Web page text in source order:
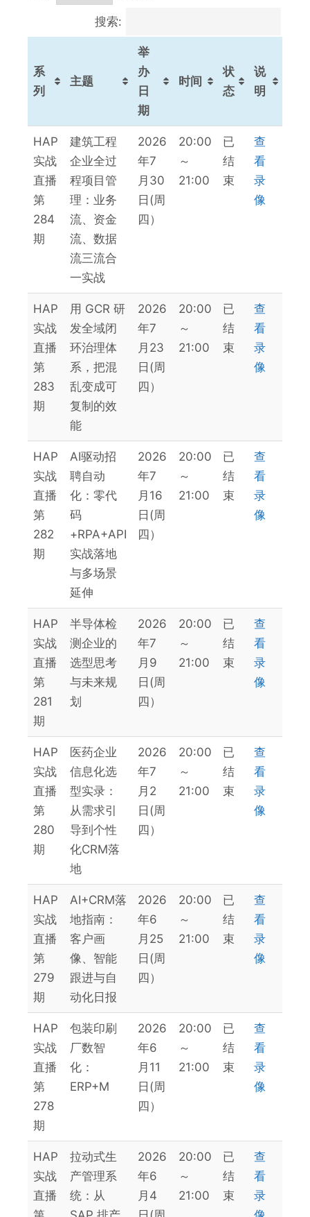
搜索:
系
列
主题
举
办
日
期
时间
状
态
说
明
系
列
主题
举
办
日
期
时间
状
态
说
明
HAP
实战
直播
第
284
期
建筑工程
企业全过
程项目管
理：业务
流、资金
流、数据
流三流合
一实战
2026
年7
月30
日(周
四）
20:00
～
21:00
已
结
束
查
看
录
像
HAP
实战
直播
第
283
期
用 GCR 研
发全域闭
环治理体
系，把混
乱变成可
复制的效
能
2026
年7
月23
日(周
四）
20:00
～
21:00
已
结
束
查
看
录
像
HAP
实战
直播
第
282
期
AI驱动招
聘自动
化：零代
码
+RPA+API
实战落地
与多场景
延伸
2026
年7
月16
日(周
四）
20:00
～
21:00
已
结
束
查
看
录
像
HAP
实战
直播
第
281
期
半导体检
测企业的
选型思考
与未来规
划
2026
年7
月9
日(周
四）
20:00
～
21:00
已
结
束
查
看
录
像
HAP
实战
直播
第
280
期
医药企业
信息化选
型实录：
从需求引
导到个性
化CRM落
地
2026
年7
月2
日(周
四）
20:00
～
21:00
已
结
束
查
看
录
像
HAP
实战
直播
第
279
期
AI+CRM落
地指南：
客户画
像、智能
跟进与自
动化日报
2026
年6
月25
日(周
四）
20:00
～
21:00
已
结
束
查
看
录
像
HAP
实战
直播
第
278
期
包装印刷
厂数智
化：
ERP+M
2026
年6
月11
日(周
四）
20:00
～
21:00
已
结
束
查
看
录
像
HAP
实战
直播
拉动式生
产管理系
统：从
2026
年6
月4
20:00
～
21:00
已
结
束
查
看
录